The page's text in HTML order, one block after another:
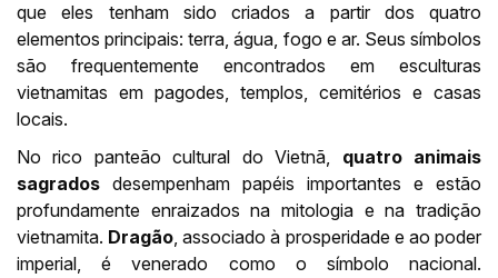
que eles tenham sido criados a partir dos quatro
elementos principais: terra, água, fogo e ar. Seus símbolos
são frequentemente encontrados em esculturas
vietnamitas em pagodes, templos, cemitérios e casas
locais.
No rico panteão cultural do Vietnã, quatro animais
sagrados desempenham papéis importantes e estão
profundamente enraizados na mitologia e na tradição
vietnamita. Dragão, associado à prosperidade e ao poder
imperial, é venerado como o símbolo nacional.